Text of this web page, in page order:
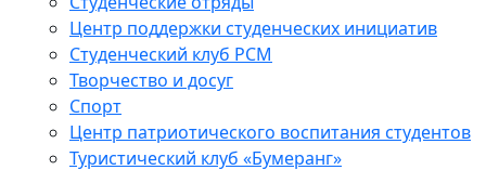
Центр поддержки студенческих инициатив
Студенческий клуб РСМ
Творчество и досуг
Спорт
Центр патриотического воспитания студентов
Туристический клуб «Бумеранг»